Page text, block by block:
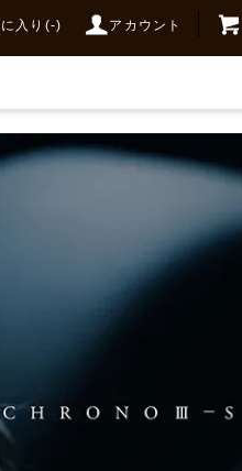
入り (-) アカウント